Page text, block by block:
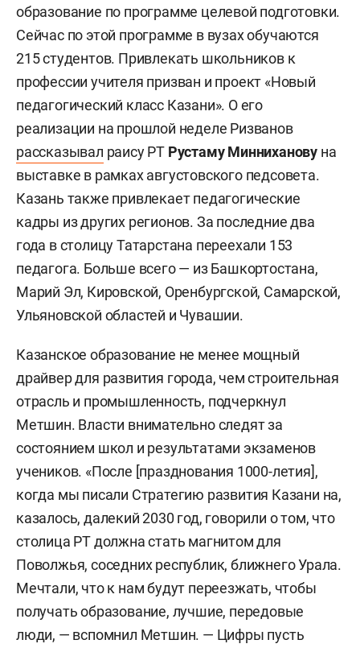
образование по программе целевой подготовки.
Сейчас по этой программе в вузах обучаются
215 студентов. Привлекать школьников к
профессии учителя призван и проект «Новый
педагогический класс Казани». О его
реализации на прошлой неделе Ризванов
рассказывал раису РТ Рустаму Минниханову на
выставке в рамках августовского педсовета.
Казань также привлекает педагогические
кадры из других регионов. За последние два
года в столицу Татарстана переехали 153
педагога. Больше всего — из Башкортостана,
Марий Эл, Кировской, Оренбургской, Самарской,
Ульяновской областей и Чувашии.
Казанское образование не менее мощный
драйвер для развития города, чем строительная
отрасль и промышленность, подчеркнул
Метшин. Власти внимательно следят за
состоянием школ и результатами экзаменов
учеников. «После [празднования 1000-летия],
когда мы писали Стратегию развития Казани на,
казалось, далекий 2030 год, говорили о том, что
столица РТ должна стать магнитом для
Поволжья, соседних республик, ближнего Урала.
Мечтали, что к нам будут переезжать, чтобы
получать образование, лучшие, передовые
люди, — вспомнил Метшин. — Цифры пусть